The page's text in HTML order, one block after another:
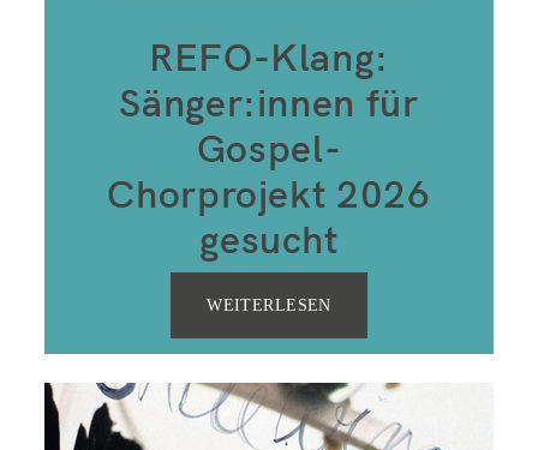
REFO-Klang:
Sänger:innen für
Gospel-
Chorprojekt 2026
gesucht
WEITERLESEN